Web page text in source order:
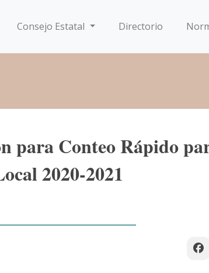
Consejo Estatal Directorio
para Conteo Rápido
2020-2021